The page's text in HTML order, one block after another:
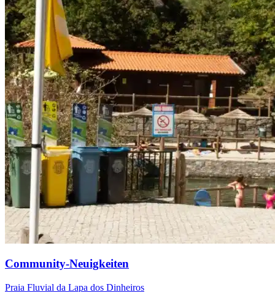
Community-Neuigkeiten
Praia Fluvial da Lapa dos Dinheiros